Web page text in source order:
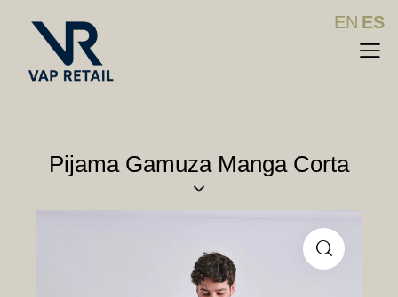
Pijama Gamuza Manga Corta
EN ES